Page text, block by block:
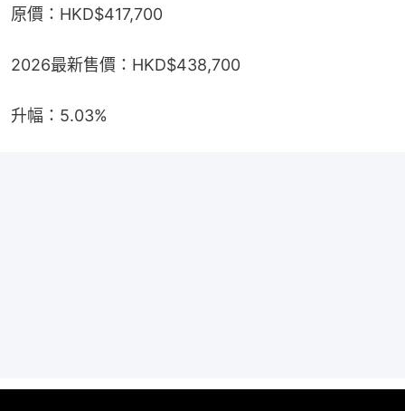
原價：HKD$417,700
2026最新售價：HKD$438,700
升幅：5.03%